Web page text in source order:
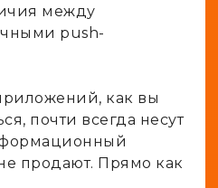
между
push-
как вы
почти всегда несут
продают. Прямо как